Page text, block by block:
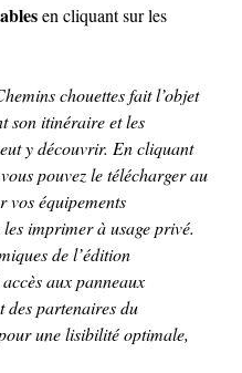
en cliquant sur les
chouettes fait l’objet
son itinéraire et les
y découvrir. En cliquant
pouvez le télécharger au
vos équipements
imprimer à usage privé.
de l’édition
aux panneaux
des partenaires du
une lisibilité optimale,